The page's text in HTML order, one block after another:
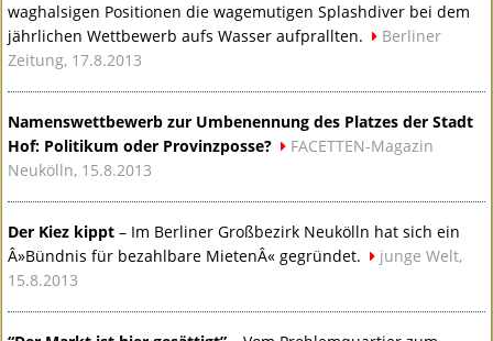
waghalsigen Positionen die wagemutigen Splashdiver bei dem
jährlichen Wettbewerb aufs Wasser aufprallten.
Berliner
Zeitung, 17.8.2013
Namenswettbewerb zur Umbenennung des Platzes der Stadt
Hof: Politikum oder Provinzposse?
FACETTEN-Magazin
Neukölln, 15.8.2013
Der Kiez kippt – Im Berliner Großbezirk Neukölln hat sich ein
Â»Bündnis für bezahlbare MietenÂ« gegründet.
junge Welt,
15.8.2013